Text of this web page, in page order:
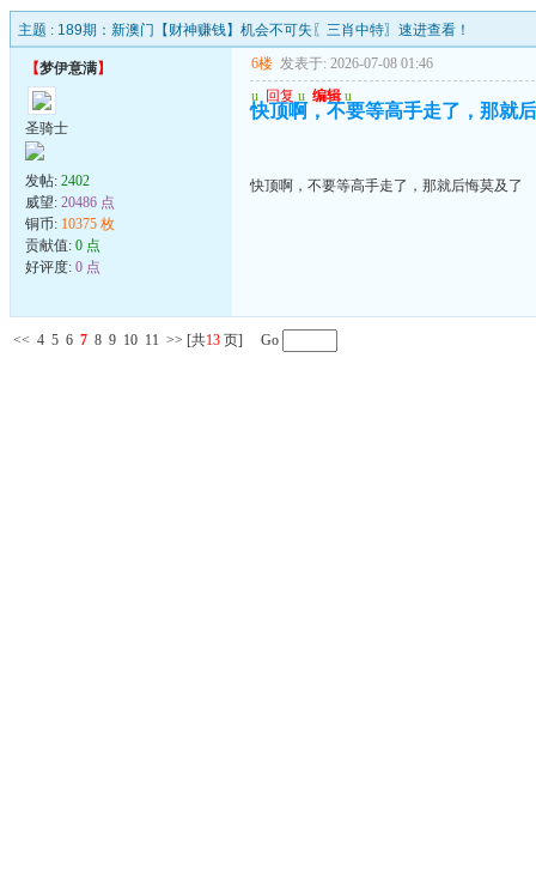
主题 : 189期：新澳门【财神赚钱】机会不可失〖三肖中特〗速进查看！
【梦伊意满】
圣骑士
发帖: 2402
威望: 20486 点
铜币: 10375 枚
贡献值: 0 点
好评度: 0 点
6楼 发表于: 2026-07-08 01:46
u 回复 u 编辑 u
快顶啊，不要等高手走了，那就
快顶啊，不要等高手走了，那就后悔莫及了
<< 4 5 6 7 8 9 10 11 >> [共13 页] Go